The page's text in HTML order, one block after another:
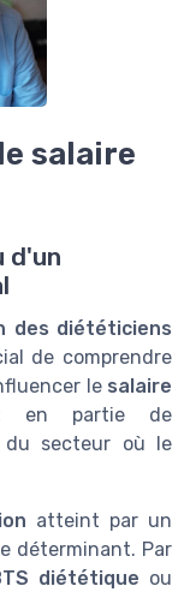
salaire
d'un
des diététiciens
de comprendre
le salaire
en partie de
du secteur où le
atteint par un
déterminant. Par
diététique ou